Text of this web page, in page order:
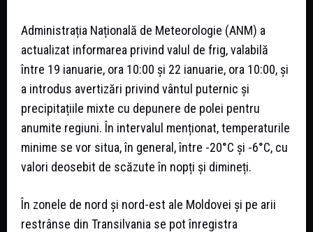
Administrația Națională de Meteorologie (ANM) a
actualizat informarea privind valul de frig, valabilă
între 19 ianuarie, ora 10:00 și 22 ianuarie, ora 10:00, și
a introdus avertizări privind vântul puternic și
precipitațiile mixte cu depunere de polei pentru
anumite regiuni. În intervalul menționat, temperaturile
minime se vor situa, în general, între -20°C și -6°C, cu
valori deosebit de scăzute în nopți și dimineți.
În zonele de nord și nord-est ale Moldovei și pe arii
restrânse din Transilvania se pot înregistra